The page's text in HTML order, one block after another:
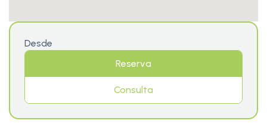
Desde
Reserva
Consulta